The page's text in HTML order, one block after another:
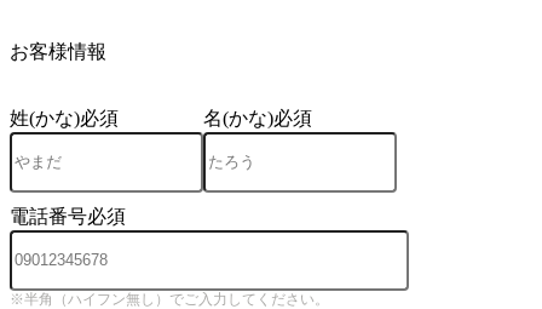
お客様情報
姓(かな)必須 名(かな)必須
電話番号必須
※半角（ハイフン無し）でご入力してください。